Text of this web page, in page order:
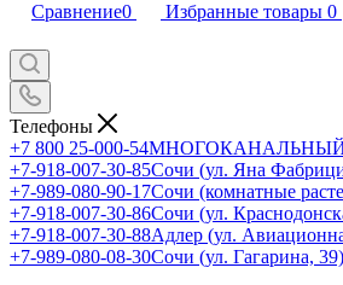
Сравнение0 Избранные товары 0
Телефоны
+7 800 25-000-54
+7-918-007-30-85Сочи (ул. Яна
+7-989-080-90-17Сочи (комнатные
+7-918-007-30-86Сочи (ул.
+7-918-007-30-88Адлер (ул.
+7-989-080-08-30Сочи (ул. Гагарина, 39)